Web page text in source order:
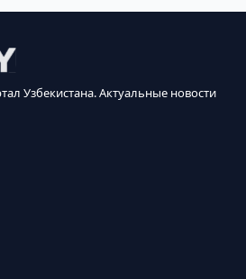
Узбекистана. Актуальные новости